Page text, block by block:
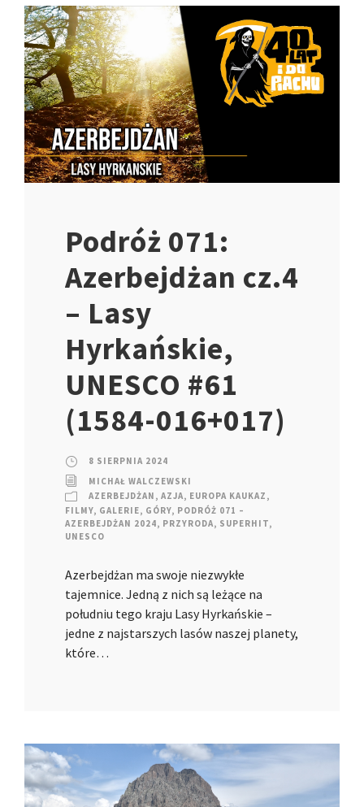
Podróż 071:
Azerbejdżan cz.4
– Lasy
Hyrkańskie,
UNESCO #61
(1584-016+017)
8 SIERPNIA 2024
MICHAŁ WALCZEWSKI
AZERBEJDŻAN , AZJA, EUROPA KAUKAZ ,
FILMY, GALERIE, GÓRY, PODRÓŻ 071 –
AZERBEJDŻAN 2024, PRZYRODA, SUPERHIT,
UNESCO
Azerbejdżan ma swoje niezwykłe
tajemnice. Jedną z nich są leżące na
południu tego kraju Lasy Hyrkańskie –
jedne z najstarszych lasów naszej planety,
które…